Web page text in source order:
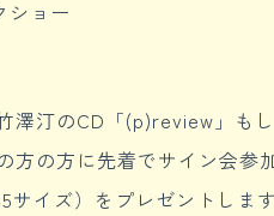
ショー
澤汀のCD「(p)review」も
の方に先着でサイン会参
イズ）をプレゼントしま